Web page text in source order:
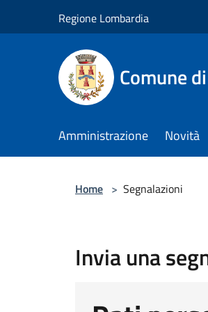
Regione Lombardia
Comune
Amministrazione Novità
Home > Segnalazioni
Invia una